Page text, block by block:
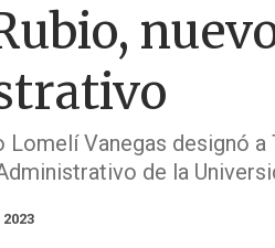
Lomelí Vanegas designó
de la